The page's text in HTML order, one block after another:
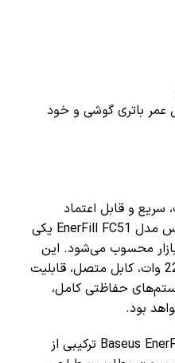
عمر باتری گوشی و خود
سریع و قابل اعتماد
هستید، پاوربانک 10000 بیسوس مدل EnerFill FC51 یکی
محسوب می‌شود. این
محصول با توان شارژ سریع 22.5 وات، کابل متصل، قابلیت
حفاظتی کامل،
بود.
پاوربانک 10000 مدل Baseus EnerFill FC51 ترکیبی از